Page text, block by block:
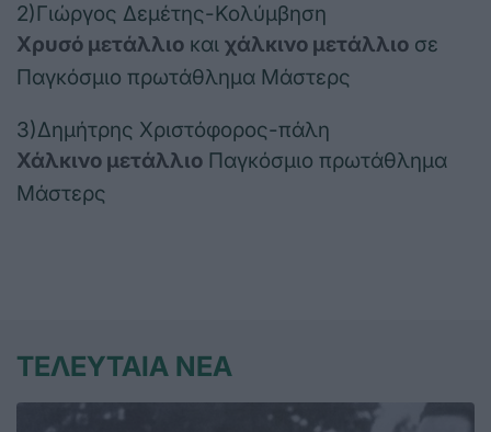
2)Γιώργος Δεμέτης-Κολύμβηση
Χρυσό μετάλλιο και χάλκινο μετάλλιο σε
Παγκόσμιο πρωτάθλημα Μάστερς
3)Δημήτρης Χριστόφορος-πάλη
Χάλκινο μετάλλιο Παγκόσμιο πρωτάθλημα
Μάστερς
ΤΕΛΕΥΤΑΙΑ ΝΕΑ